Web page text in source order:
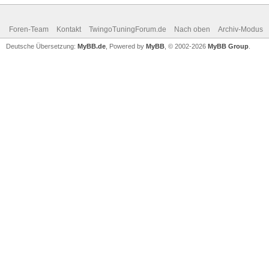
Foren-Team Kontakt TwingoTuningForum.de Nach oben Archiv-Modus
Deutsche Übersetzung: MyBB.de , Powered by MyBB , © 2002-2026 MyBB Group